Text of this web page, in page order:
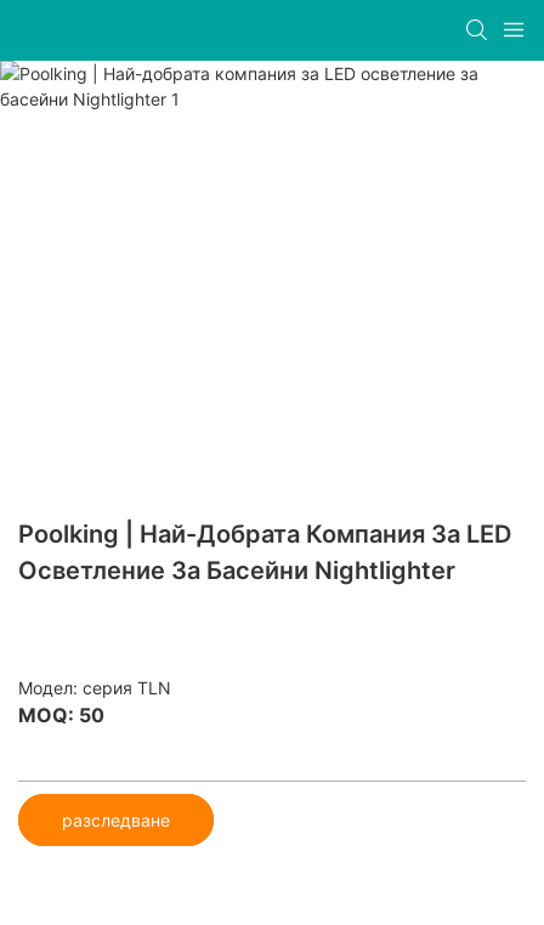
Poolking | Най-Добрата Компания За LED
Осветление За Басейни Nightlighter
Модел: серия TLN
MOQ: 50
разследване